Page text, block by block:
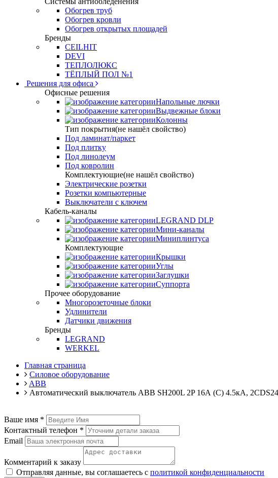
Обогрев труб
Обогрев кровли
Обогрев открытых площадей
Бренды
CEILHIT
DEVI
ТЕПЛОЛЮКС
ТЁПЛЫЙ ПОЛ №1
Решения для офиса
Офисные решения
Напольные лючки
Выдвежные блоки
Колонны
Тип покрытия(не нашёл свойство)
Под ламинат/паркет
Под плитку
Под линолеум
Под ковролин
Комплектующие(не нашёл свойство)
Электрические розетки
Розетки компьютерные
Выключатели с ключем
Кабель-каналы
LEGRAND DLP
Мини-каналы
Миниплинтуса
Комплектующие
Крышки
Углы
Заглушки
Суппорта
Прочее оборудование
Многорозеточные блоки
Удлинители
Датчики движения
Бренды
LEGRAND
WERKEL
Главная страница
Силовое оборудование
ABB
Автоматический выключатель ABB SH200L 2P 16А (C) 4.5кА,
Ваше имя *
Контактный телефон *
Email
Комментарий к заказу
Отправляя данные, вы соглашаетесь с политикой конфиденциальности